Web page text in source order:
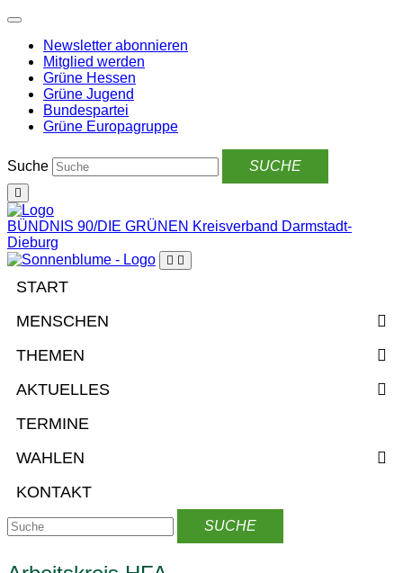
Weiter
Inhalt
Newsletter abonnieren
Mitglied werden
Grüne Hessen
Grüne Jugend
Bundespartei
Grüne Europagruppe
Suche
BÜNDNIS 90/DIE GRÜNEN Kreisverband Darmstadt-
Dieburg
START
MENSCHEN
THEMEN
AKTUELLES
TERMINE
WAHLEN
KONTAKT